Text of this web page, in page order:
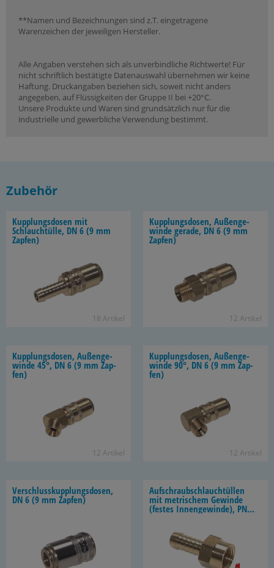
**Namen und Bezeichnungen sind z.T. eingetragene
Warenzeichen der jeweiligen Hersteller.
Alle Angaben verstehen sich als unverbindliche Richtwerte! Für
nicht schriftlich bestätigte Datenauswahl übernehmen wir keine
Haftung. Druckangaben beziehen sich, soweit nicht anders
angegeben, auf Flüssigkeiten der Gruppe II bei +20°C.
Unsere Produkte und Waren sind grundsätzlich nur für die
industrielle und gewerbliche Verwendung bestimmt.
Zubehör
Kupp­lungs­do­sen mit
Schlauch­tül­le, DN 6 (9 mm
Zap­fen)
18 Ar­ti­kel
Kupp­lungs­do­sen, Au­ßen­ge­
win­de ge­ra­de, DN 6 (9 mm
Zap­fen)
12 Ar­ti­kel
Kupp­lungs­do­sen, Au­ßen­ge­
win­de 45°, DN 6 (9 mm Zap­
fen)
12 Ar­ti­kel
Kupp­lungs­do­sen, Au­ßen­ge­
win­de 90°, DN 6 (9 mm Zap­
fen)
12 Ar­ti­kel
Ver­schluss­kupp­lungs­do­sen,
DN 6 (9 mm Zap­fen)
Auf­schraub­schlauch­tül­len
mit me­tri­schem Ge­win­de
(fes­tes In­nen­ge­win­de), PN